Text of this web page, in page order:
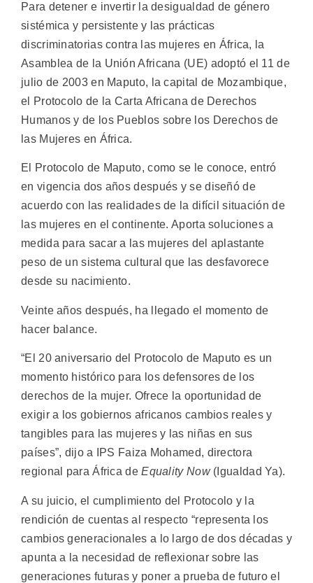
Para detener e invertir la desigualdad de género
sistémica y persistente y las prácticas
discriminatorias contra las mujeres en África, la
Asamblea de la Unión Africana (UE) adoptó el 11 de
julio de 2003 en Maputo, la capital de Mozambique,
el Protocolo de la Carta Africana de Derechos
Humanos y de los Pueblos sobre los Derechos de
las Mujeres en África.
El Protocolo de Maputo, como se le conoce, entró
en vigencia dos años después y se diseñó de
acuerdo con las realidades de la difícil situación de
las mujeres en el continente. Aporta soluciones a
medida para sacar a las mujeres del aplastante
peso de un sistema cultural que las desfavorece
desde su nacimiento.
Veinte años después, ha llegado el momento de
hacer balance.
“El 20 aniversario del Protocolo de Maputo es un
momento histórico para los defensores de los
derechos de la mujer. Ofrece la oportunidad de
exigir a los gobiernos africanos cambios reales y
tangibles para las mujeres y las niñas en sus
países”, dijo a IPS Faiza Mohamed, directora
regional para África deEquality Now(Igualdad Ya).
A su juicio, el cumplimiento del Protocolo y la
rendición de cuentas al respecto “representa los
cambios generacionales a lo largo de dos décadas y
apunta a la necesidad de reflexionar sobre las
generaciones futuras y poner a prueba de futuro el